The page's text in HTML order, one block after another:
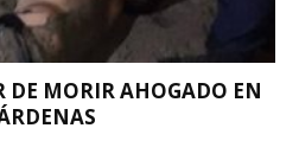
DE MORIR AHOGADO EN